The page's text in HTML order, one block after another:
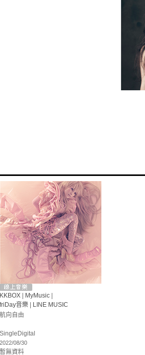
KKBOX| MyMusic|
friDay音樂|
LINE MUSIC
航向自由
Single Digital
2022/08/30
暫無資料